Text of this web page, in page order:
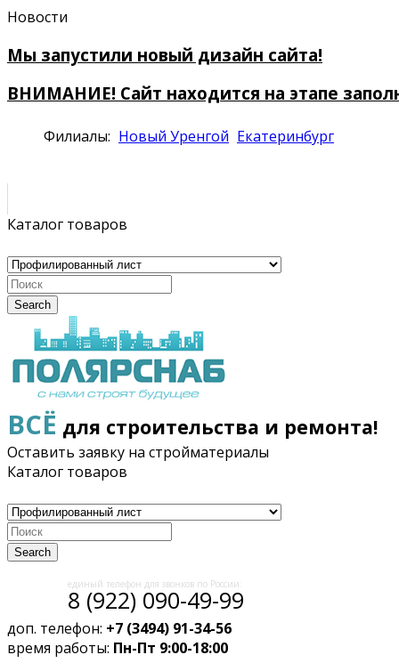
Новости
Мы запустили новый дизайн сайта!
ВНИМАНИЕ! Сайт находится на этапе
Филиалы: Новый Уренгой Екатеринбург
Каталог товаров
Search
ВСЁ для строительства и ремонта!
Оставить заявку на стройматериалы
Каталог товаров
Search
единый телефон для звонков по России:
8 (922) 090-49-99
доп. телефон: +7 (3494) 91-34-56
время работы: Пн-Пт 9:00-18:00